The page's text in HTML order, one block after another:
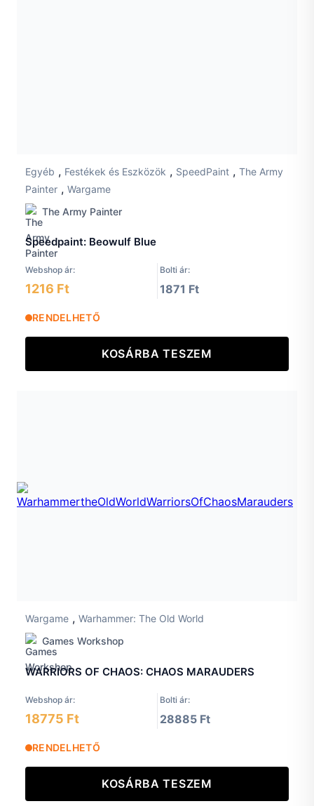
Egyéb , Festékek és Eszközök , SpeedPaint , The Army
Painter , Wargame
The Army Painter
Speedpaint: Beowulf Blue
Webshop ár: Bolti ár:
1216 Ft 1871 Ft
RENDELHETŐ
KOSÁRBA TESZEM
Wargame , Warhammer: The Old World
Games Workshop
WARRIORS OF CHAOS: CHAOS MARAUDERS
Webshop ár: Bolti ár:
18775 Ft 28885 Ft
RENDELHETŐ
KOSÁRBA TESZEM